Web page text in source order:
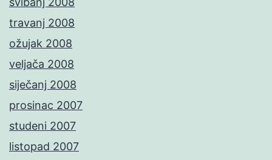
travanj 2008
ožujak 2008
veljača 2008
siječanj 2008
prosinac 2007
studeni 2007
listopad 2007